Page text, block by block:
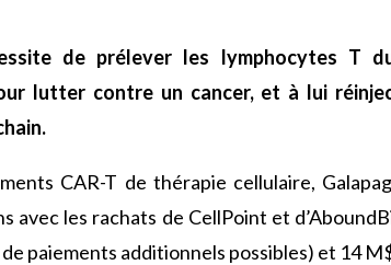
de prélever les lymphocytes T
lutter contre un cancer, et à lui
CAR-T de thérapie cellulaire,
avec les rachats de CellPoint et d’
paiements additionnels possibles) et 14